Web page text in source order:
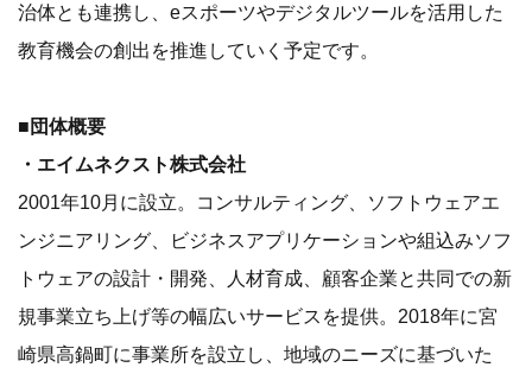
治体とも連携し、eスポーツやデジタルツールを活用した
教育機会の創出を推進していく予定です。
■団体概要
・エイムネクスト株式会社
2001年10月に設立。コンサルティング、ソフトウェアエ
ンジニアリング、ビジネスアプリケーションや組込みソフ
トウェアの設計・開発、人材育成、顧客企業と共同での新
規事業立ち上げ等の幅広いサービスを提供。2018年に宮
崎県高鍋町に事業所を設立し、地域のニーズに基づいた